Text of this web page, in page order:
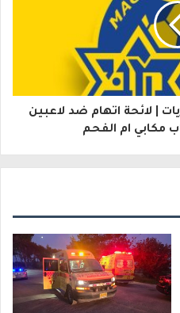
| لائحة اتهام ضد لاعبين
مكابي ام الفحم